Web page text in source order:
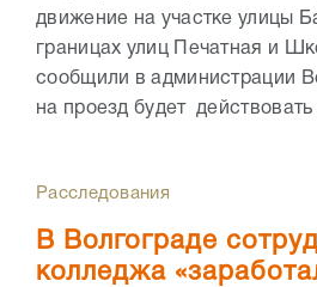
движение на участке улицы
границах улиц Печатная и
сообщили в администрации
на проезд будет действовать
Расследования
В Волгограде
колледжа